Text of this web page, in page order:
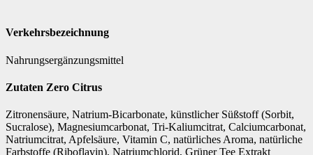
Verkehrsbezeichnung
Nahrungsergänzungsmittel
Zutaten Zero Citrus
Zitronensäure, Natrium-Bicarbonate, künstlicher Süßstoff (Sorbit,
Sucralose), Magnesiumcarbonat, Tri-Kaliumcitrat, Calciumcarbonat,
Natriumcitrat, Apfelsäure, Vitamin C, natürliches Aroma, natürliche
Farbstoffe (Riboflavin), Natriumchlorid, Grüner Tee Extrakt